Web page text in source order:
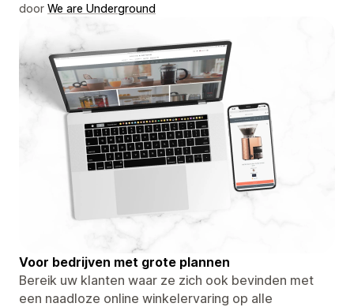
door We are Underground
Voor bedrijven met grote plannen
Bereik uw klanten waar ze zich ook bevinden met
een naadloze online winkelervaring op alle